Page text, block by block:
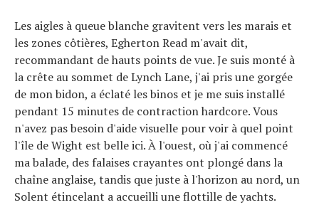
Les aigles à queue blanche gravitent vers les marais et
les zones côtières, Egherton Read m'avait dit,
recommandant de hauts points de vue. Je suis monté à
la crête au sommet de Lynch Lane, j'ai pris une gorgée
de mon bidon, a éclaté les binos et je me suis installé
pendant 15 minutes de contraction hardcore. Vous
n'avez pas besoin d'aide visuelle pour voir à quel point
l'île de Wight est belle ici. À l'ouest, où j'ai commencé
ma balade, des falaises crayantes ont plongé dans la
chaîne anglaise, tandis que juste à l'horizon au nord, un
Solent étincelant a accueilli une flottille de yachts.